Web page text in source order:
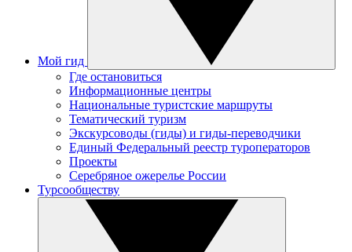
Мой гид
Где остановиться
Информационные центры
Национальные туристские маршруты
Тематический туризм
Экскурсоводы (гиды) и гиды-переводчики
Единый Федеральный реестр туроператоров
Проекты
Серебряное ожерелье России
Турсообществу